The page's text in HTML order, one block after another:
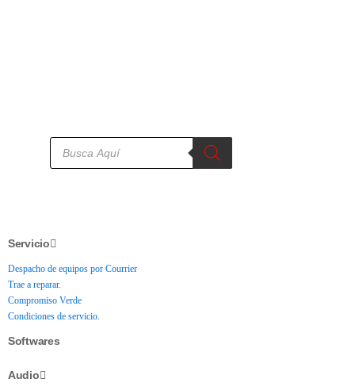
Servicio
Despacho de equipos por Courrier
Trae a reparar.
Compromiso Verde
Condiciones de servicio.
Softwares
Audio